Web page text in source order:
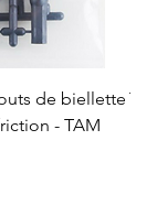
de biellette
- TAM